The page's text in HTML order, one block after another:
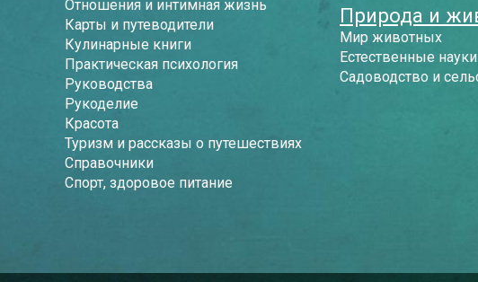
Отношения и интимная жизнь
Карты и путеводители
Кулинарные книги
Практическая психология
Руководства
Рукоделие
Красота
Туризм и рассказы о путешествиях
Справочники
Спорт, здоровое питание
Природа и
Мир животных
Естественные науки
Садоводство и